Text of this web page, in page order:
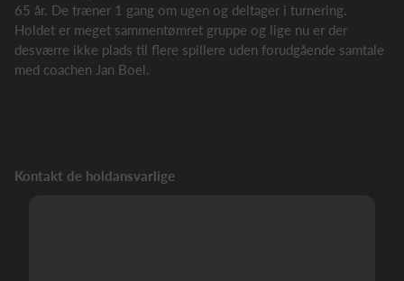
65 år. De træner 1 gang om ugen og deltager i turnering.
Holdet er meget sammentømret gruppe og lige nu er der
desværre ikke plads til flere spillere uden forudgående samtale
med coachen Jan Boel.
Kontakt de holdansvarlige